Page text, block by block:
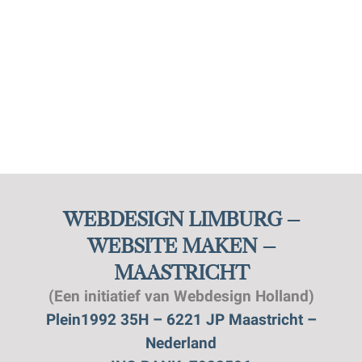
WEBDESIGN LIMBURG –
WEBSITE MAKEN –
MAASTRICHT
(Een initiatief van Webdesign Holland)
Plein1992 35H – 6221 JP Maastricht –
Nederland